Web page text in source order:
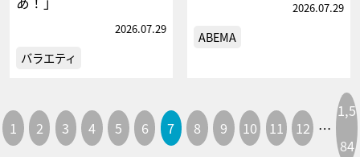
2026.07.29
バラエティ
2026.07.29
ABEMA
1 2 3 4 5 6 7 8 9 10 11 12 …
1,5
84